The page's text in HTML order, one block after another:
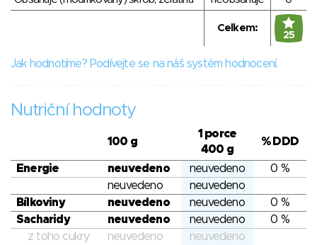
Celkem:
25
Jak hodnotíme? Podívejte se na náš systém hodnocení.
Nutriční hodnoty
100 g
1 porce
400 g
% DDD
Energie neuvedeno neuvedeno
0 %
neuvedeno
neuvedeno
Bílkoviny
neuvedeno neuvedeno
0 %
Sacharidy
neuvedeno neuvedeno
0 %
z toho cukry
neuvedeno
neuvedeno